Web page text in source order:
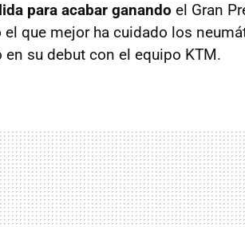
para acabar ganando el Gran
el que mejor ha cuidado los
su debut con el equipo KTM.